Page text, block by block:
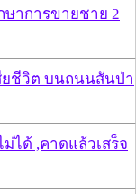
าการขายชาย 2
ยชีวิต บนถนนสันป่า
ได้ ,คาดแล้วเสร็จ